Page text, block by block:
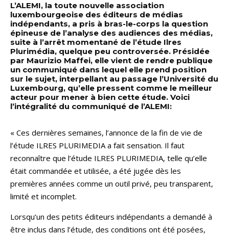
L’ALEMI, la toute nouvelle association
luxembourgeoise des éditeurs de médias
indépendants, a pris à bras-le-corps la question
épineuse de l’analyse des audiences des médias,
suite à l’arrêt momentané de l’étude Ilres
Plurimédia, quelque peu controversée. Présidée
par Maurizio Maffei, elle vient de rendre publique
un communiqué dans lequel elle prend position
sur le sujet, interpellant au passage l’Université du
Luxembourg, qu’elle pressent comme le meilleur
acteur pour mener à bien cette étude. Voici
l’intégralité du communiqué de l’ALEMI:
« Ces dernières semaines, l’annonce de la fin de vie de
l’étude ILRES PLURIMEDIA a fait sensation. Il faut
reconnaître que l’étude ILRES PLURIMEDIA, telle qu’elle
était commandée et utilisée, a été jugée dès les
premières années comme un outil privé, peu transparent,
limité et incomplet.
Lorsqu’un des petits éditeurs indépendants a demandé à
être inclus dans l’étude, des conditions ont été posées,